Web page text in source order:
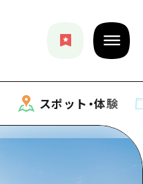
スポット・体験